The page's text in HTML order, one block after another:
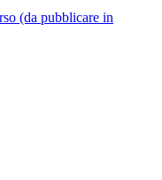
(da pubblicare in